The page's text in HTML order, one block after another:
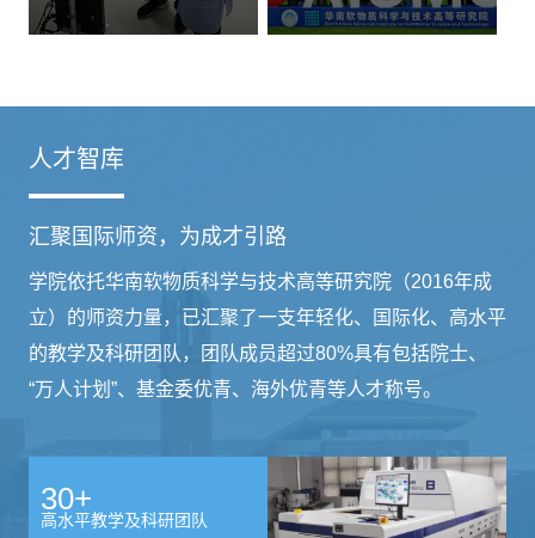
人才智库
汇聚国际师资，为成才引路
学院依托华南软物质科学与技术高等研究院（2016年成
立）的师资力量，已汇聚了一支年轻化、国际化、高水平
的教学及科研团队，团队成员超过80%具有包括院士、
“万人计划”、基金委优青、海外优青等人才称号。
30+
高水平教学及科研团队